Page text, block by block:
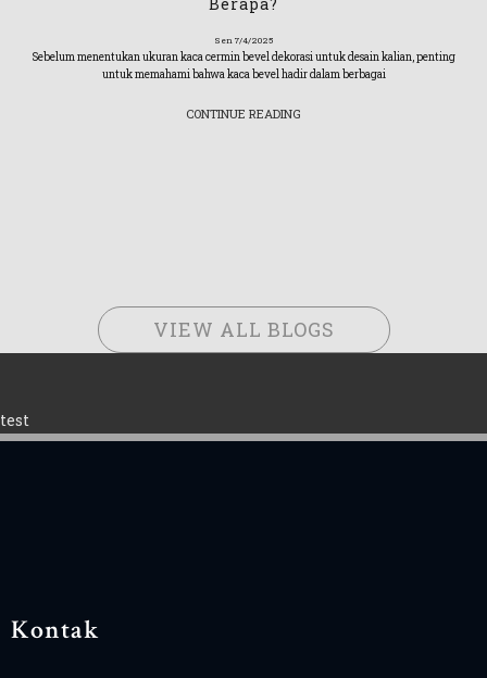
Sen 7/4/2025
Sebelum menentukan ukuran kaca cermin bevel dekorasi untuk desain kalian, penting
untuk memahami bahwa kaca bevel hadir dalam berbagai
CONTINUE READING
VIEW ALL BLOGS
test
Kontak